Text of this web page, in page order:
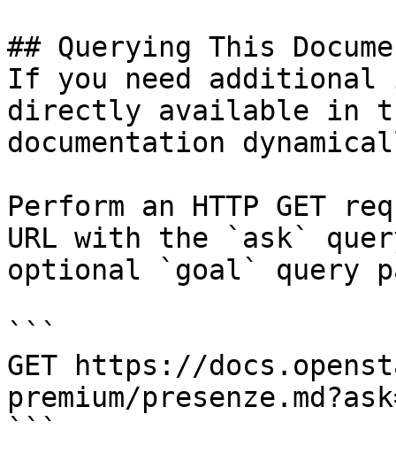
## Querying This
If you need
directly available in
documentation
Perform an HTTP GET
URL with the `ask`
optional `goal` query
```
GET https://
premium/
```